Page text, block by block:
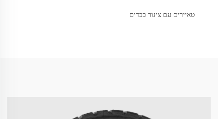
טאיירים עם צינור כבדים